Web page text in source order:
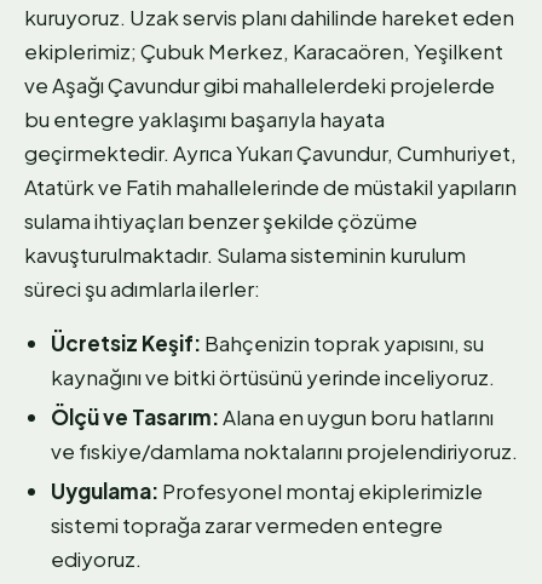
kuruyoruz. Uzak servis planı dahilinde hareket eden
ekiplerimiz; Çubuk Merkez, Karacaören, Yeşilkent
ve Aşağı Çavundur gibi mahallelerdeki projelerde
bu entegre yaklaşımı başarıyla hayata
geçirmektedir. Ayrıca Yukarı Çavundur, Cumhuriyet,
Atatürk ve Fatih mahallelerinde de müstakil yapıların
sulama ihtiyaçları benzer şekilde çözüme
kavuşturulmaktadır. Sulama sisteminin kurulum
süreci şu adımlarla ilerler:
Ücretsiz Keşif: Bahçenizin toprak yapısını, su
kaynağını ve bitki örtüsünü yerinde inceliyoruz.
Ölçü ve Tasarım:Alana en uygun boru hatlarını
ve fıskiye/damlama noktalarını projelendiriyoruz.
Uygulama: Profesyonel montaj ekiplerimizle
sistemi toprağa zarar vermeden entegre
ediyoruz.